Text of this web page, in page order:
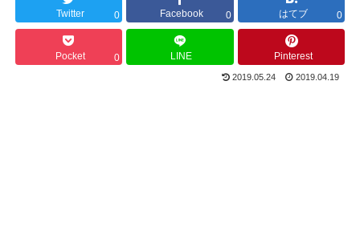
Twitter 0 Facebook 0 はてブ 0
Pocket 0 LINE Pinterest
2019.05.24 2019.04.19